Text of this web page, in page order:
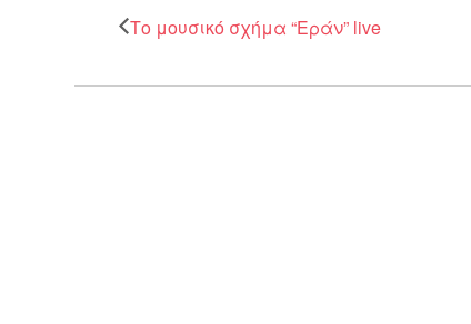
Το μουσικό σχήμα “Εράν” live